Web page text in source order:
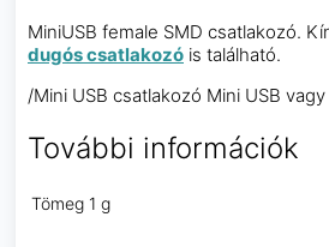
MiniUSB female SMD csatlakozó.
dugós csatlakozó is található.
/Mini USB csatlakozó Mini USB
További információk
Tömeg 1 g